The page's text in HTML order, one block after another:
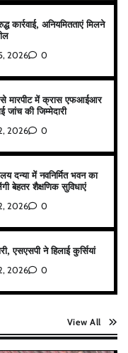
कार्रवाई, अनियमितताएं मिलने
2026 0
से मारपीट में क्रास एफआईआर
जांच की जिम्मेदारी
2026 0
दन्या में नवनिर्मित भवन का
बेहतर शैक्षणिक सुविधाएं
2026 0
एसएसपी ने हिलाई कुर्सियां
2026 0
View All